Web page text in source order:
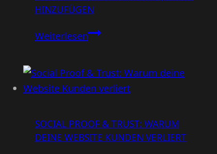
der
Besucher
HINZUFÜGEN
WeiterlesenManchmal
beste
Optimierung
nicht
Hinzufügen
SOCIAL PROOF & TRUST: WARUM
DEINE WEBSITE KUNDEN VERLIERT